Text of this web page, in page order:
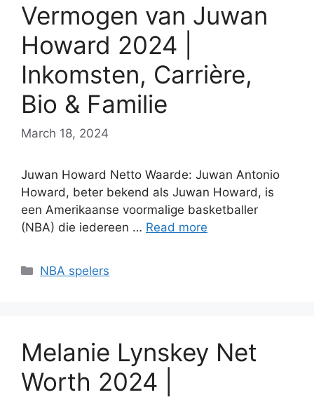
Vermogen van Juwan
Howard 2024 |
Inkomsten, Carrière,
Bio & Familie
March 18, 2024
Juwan Howard Netto Waarde: Juwan Antonio
Howard, beter bekend als Juwan Howard, is
een Amerikaanse voormalige basketballer
(NBA) die iedereen … Read more
Categories
NBA spelers
Melanie Lynskey Net
Worth 2024 |